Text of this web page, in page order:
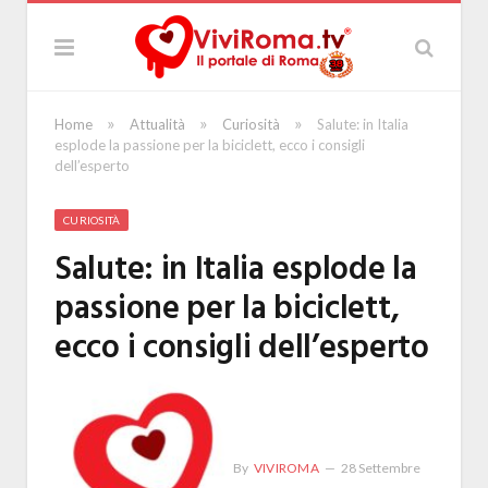
Home » Attualità » Curiosità »
Salute: in Italia
esplode la passione per la biciclett, ecco i consigli
dell’esperto
CURIOSITÀ
Salute: in Italia esplode la
passione per la biciclett,
ecco i consigli dell’esperto
By VIVIROMA 28 Settembre